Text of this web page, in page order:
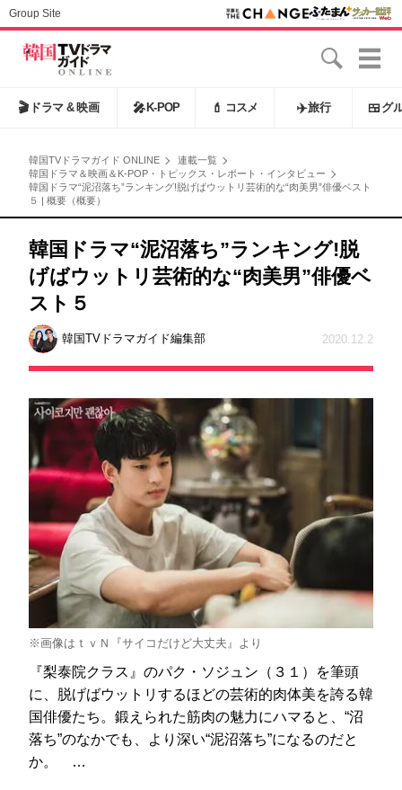
Group Site
🎬 ドラマ & 映画 🎤 K-POP 💄 コスメ ✈️旅行 🍱 グ
韓国TVドラマガイド ONLINE
連載一覧
韓国ドラマ＆映画＆K-POP・トピックス・レポート・インタビュー
韓国ドラマ“泥沼落ち”ランキング!脱げばウットリ芸術的な“肉美男”俳優ベスト
５ | 概要（概要）
韓国ドラマ“泥沼落ち”ランキング!脱
げばウットリ芸術的な“肉美男”俳優ベ
スト５
韓国TVドラマガイド編集部 2020.12.2
※画像はｔｖＮ『サイコだけど大丈夫』より
『梨泰院クラス』のパク・ソジュン（３１）を筆頭
に、脱げばウットリするほどの芸術的肉体美を誇る韓
国俳優たち。鍛えられた筋肉の魅力にハマると、“沼
落ち”のなかでも、より深い“泥沼落ち”になるのだと
か。 …